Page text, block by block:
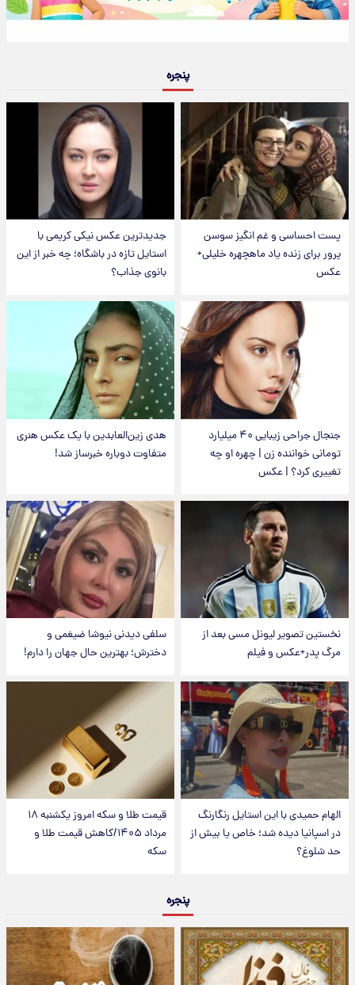
پنجره
پست احساسی و غم انگیز سوسن
پرور برای زنده یاد ماهچهره خلیلی+
عکس
جدیدترین عکس نیکی کریمی با
استایل تازه در باشگاه؛ چه خبر از این
بانوی جذاب؟
جنجال جراحی زیبایی ۴۰ میلیارد
تومانی خواننده زن | چهره او چه
تغییری کرد؟ | عکس
هدی زین‌العابدین با یک عکس هنری
متفاوت دوباره خبرساز شد!
نخستین تصویر لیونل مسی بعد از
مرگ پدر+عکس و فیلم
سلفی دیدنی نیوشا ضیغمی و
دخترش؛ بهترین حال جهان را دارم!
الهام حمیدی با این استایل رنگارنگ
در اسپانیا دیده شد؛ خاص یا بیش از
حد شلوغ؟
قیمت طلا و سکه امروز یکشنبه ۱۸
مرداد ۱۴۰۵/کاهش قیمت طلا و
سکه
پنجره